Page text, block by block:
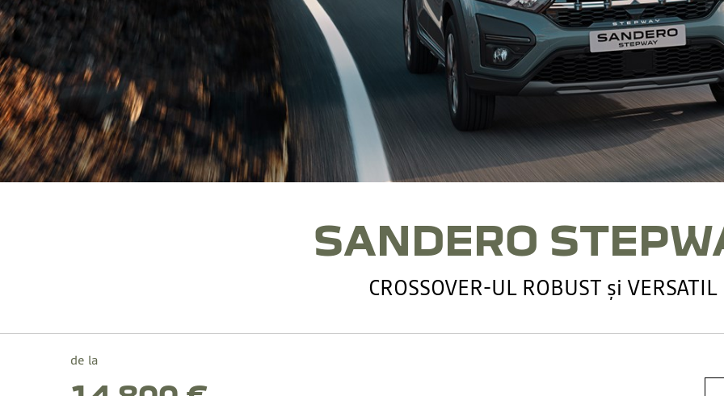
SANDERO
CROSSOVER-UL ROBUST și VERSATIL
de la